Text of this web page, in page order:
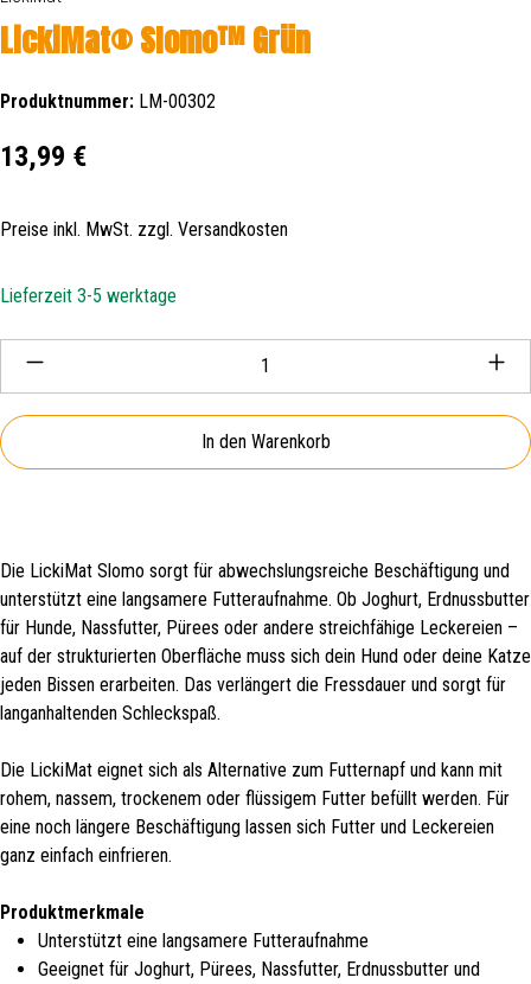
LickiMat® Slomo™ Grün
Produktnummer: LM-00302
Regulärer Preis:
13,99 €
Preise inkl. MwSt. zzgl. Versandkosten
Lieferzeit 3-5 werktage
Produkt Anzahl: Gib den gewünschten Wert ein oder
In den Warenkorb
Die LickiMat Slomo sorgt für abwechslungsreiche Beschäftigung und
unterstützt eine langsamere Futteraufnahme. Ob Joghurt, Erdnussbutter
für Hunde, Nassfutter, Pürees oder andere streichfähige Leckereien –
auf der strukturierten Oberfläche muss sich dein Hund oder deine Katze
jeden Bissen erarbeiten. Das verlängert die Fressdauer und sorgt für
langanhaltenden Schleckspaß.
Die LickiMat eignet sich als Alternative zum Futternapf und kann mit
rohem, nassem, trockenem oder flüssigem Futter befüllt werden. Für
eine noch längere Beschäftigung lassen sich Futter und Leckereien
ganz einfach einfrieren.
Produktmerkmale
Unterstützt eine langsamere Futteraufnahme
Geeignet für Joghurt, Pürees, Nassfutter, Erdnussbutter und